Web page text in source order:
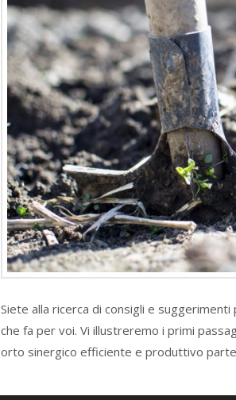
Siete alla ricerca di consigli e
che fa per voi. Vi illustreremo i primi
orto sinergico efficiente e produttivo